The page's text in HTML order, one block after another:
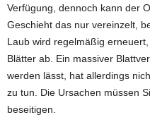
Verfügung, dennoch kann der
Geschieht das nur vereinzelt,
Laub wird regelmäßig
Blätter ab. Ein massiver
werden lässt, hat allerdings
zu tun. Die Ursachen müssen
beseitigen.